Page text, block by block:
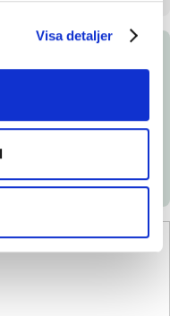
Visa detaljer